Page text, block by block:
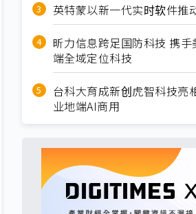
英特蒙以新一代实时软件推
昕力信息跨足国防科技 携
端全域定位科技
台科大育成新创虎智科技亮
业地端AI商用